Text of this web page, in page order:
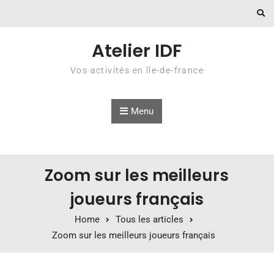
Atelier IDF
Vos activités en île-de-france
Menu
Zoom sur les meilleurs
joueurs français
Home
Tous les articles
Zoom sur les meilleurs joueurs français